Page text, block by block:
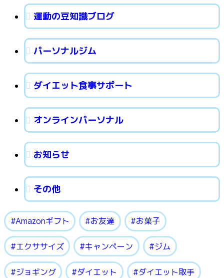
運動の豆知識ブログ
パーソナルジム
ダイエット食事サポート
オンラインパーソナル
お知らせ
その他
Amazonギフト お友達 お菓子
エクササイズ キャンペーン ジム
ジョギング ダイエット ダイエット取手